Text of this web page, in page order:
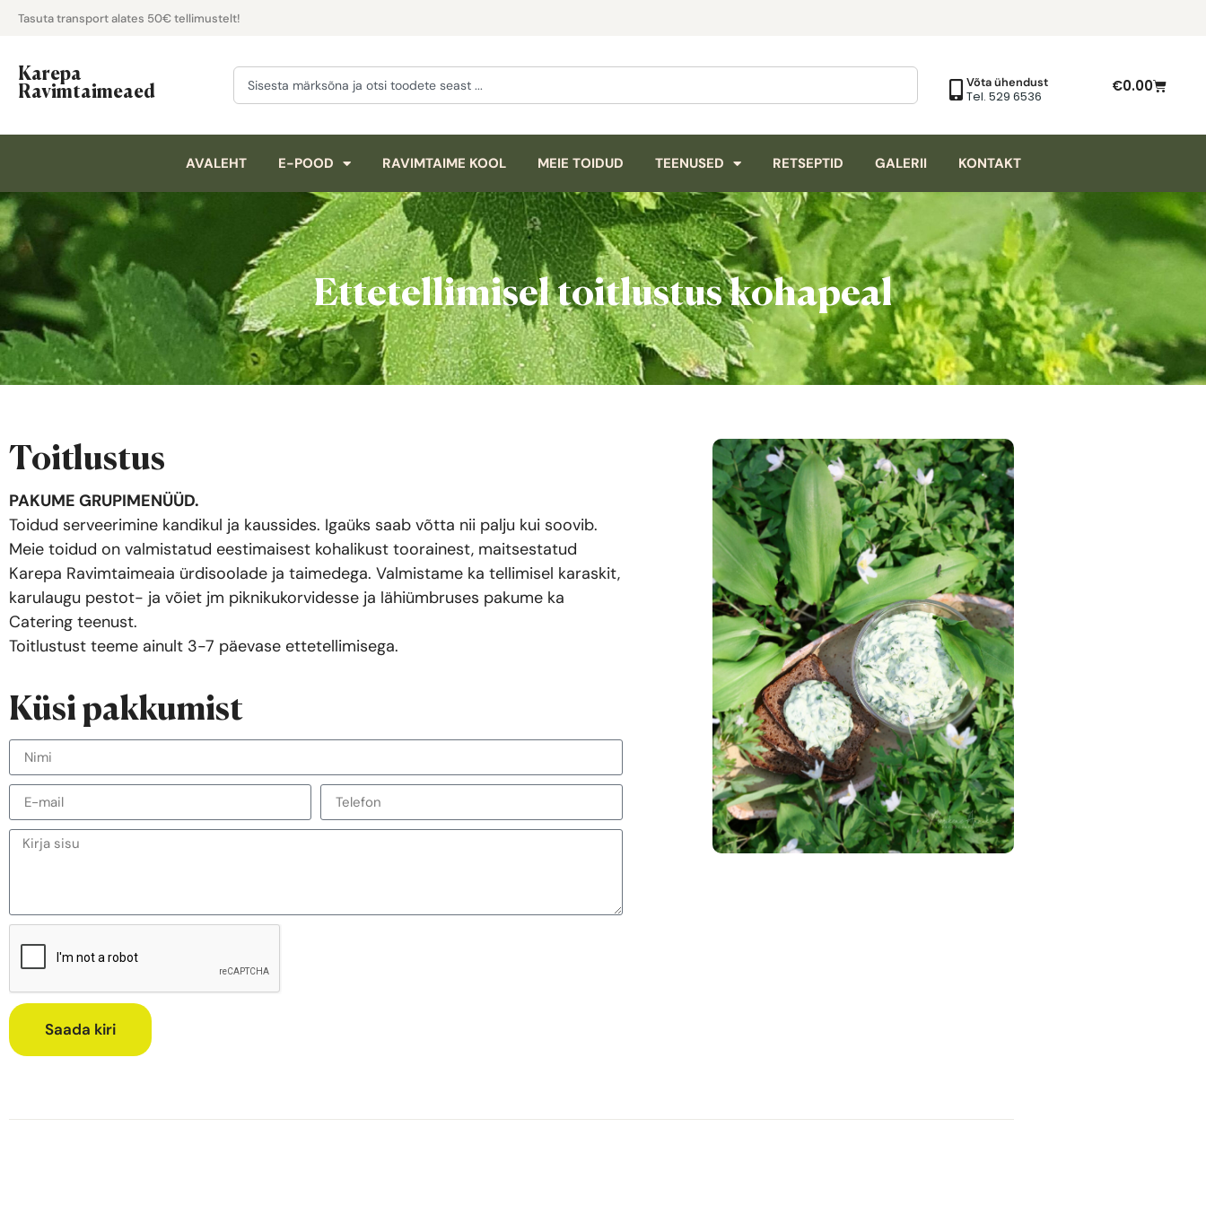
Tasuta transport alates 50€ tellimustelt!
Karepa
Ravimtaimeaed
Võta ühendust
Tel. 529 6536
€0.00
AVALEHT E-POOD RAVIMTAIME KOOL MEIE TOIDUD TEENUSED RETSEPTID GALERII KONTAKT
Ettetellimisel toitlustus kohapeal
Toitlustus
PAKUME GRUPIMENÜÜD.
Toidud serveerimine kandikul ja kaussides. Igaüks saab võtta nii palju kui soovib.
Meie toidud on valmistatud eestimaisest kohalikust toorainest, maitsestatud
Karepa Ravimtaimeaia ürdisoolade ja taimedega. Valmistame ka tellimisel karaskit,
karulaugu pestot- ja võiet jm piknikukorvidesse ja lähiümbruses pakume ka
Catering teenust.
Toitlustust teeme ainult 3-7 päevase ettetellimisega.
Küsi pakkumist
Saada kiri